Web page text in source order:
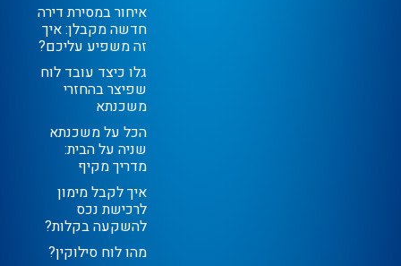
איחור במסירת דירה
חדשה מקבלן: איך
זה משפיע עליכם?
גלו כיצד עובד לוח
שפיצר בהחזרי
משכנתא
הכל על משכנתא
שניה על הבית:
מדריך מקיף
איך לקבל מימון
לרכישת נכס
להשקעה בקלות?
מהו לוח סילוקין?